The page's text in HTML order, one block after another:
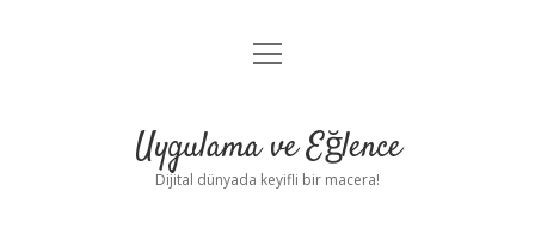
Anasayfa
Yasal Uyarı
menüyü
Uygulama ve Eğlence
Dijital dünyada keyifli bir macera!